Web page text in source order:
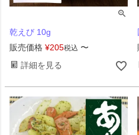
乾えび 10g
販売価格 ¥205税込 〜
詳細を見る